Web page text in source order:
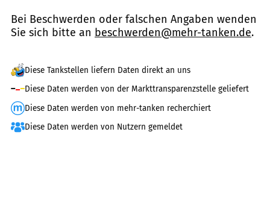
Bei Beschwerden oder falschen Angaben wenden
Sie sich bitte an beschwerden@mehr-tanken.de.
Diese Tankstellen liefern Daten direkt an uns
Diese Daten werden von der Markttransparenzstelle geliefert
Diese Daten werden von mehr-tanken recherchiert
Diese Daten werden von Nutzern gemeldet